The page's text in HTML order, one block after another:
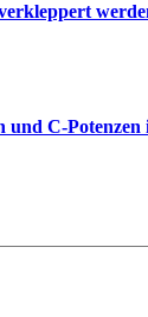
und C-